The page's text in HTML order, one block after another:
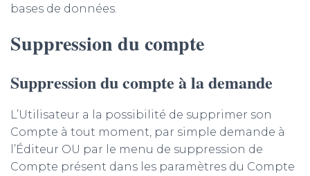
bases de données.
Suppression du compte
Suppression du compte à la demande
L’Utilisateur a la possibilité de supprimer son
Compte à tout moment, par simple demande à
l’Éditeur OU par le menu de suppression de
Compte présent dans les paramètres du Compte